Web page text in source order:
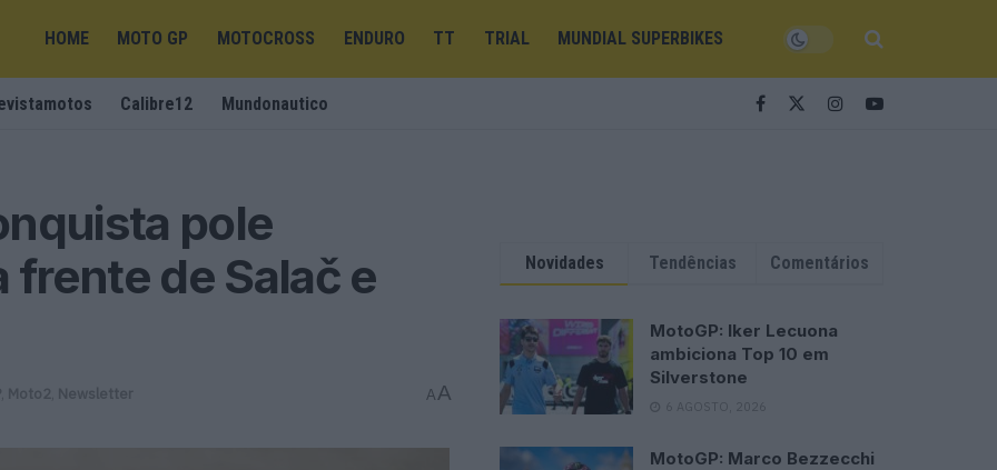
HOME MOTO GP MOTOCROSS ENDURO TT TRIAL MUNDIAL SUPERBIKES
Calibre12 Mundonautico
pole
frente de Salač e
Moto2 Newsletter AA
Novidades Tendências Comentários
MotoGP: Iker Lecuona
ambiciona Top 10 em
Silverstone
6 AGOSTO, 2026
MotoGP: Marco Bezzecchi